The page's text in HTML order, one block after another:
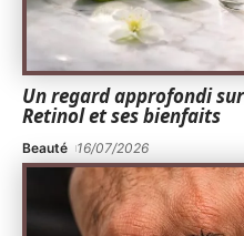
Un regard approfondi
Retinol et ses bienfaits
Beauté 16/07/2026